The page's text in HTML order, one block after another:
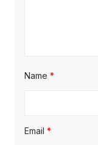
Name *
Email *